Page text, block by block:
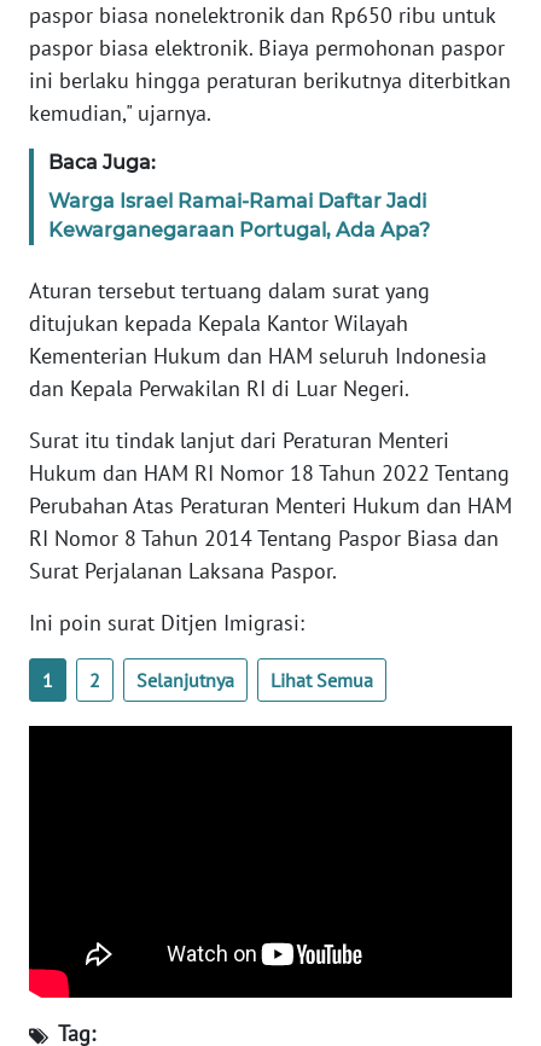
paspor biasa nonelektronik dan Rp650 ribu untuk
paspor biasa elektronik. Biaya permohonan paspor
ini berlaku hingga peraturan berikutnya diterbitkan
kemudian," ujarnya.
Baca Juga:
Warga Israel Ramai-Ramai Daftar Jadi
Kewarganegaraan Portugal, Ada Apa?
Aturan tersebut tertuang dalam surat yang
ditujukan kepada Kepala Kantor Wilayah
Kementerian Hukum dan HAM seluruh Indonesia
dan Kepala Perwakilan RI di Luar Negeri.
Surat itu tindak lanjut dari Peraturan Menteri
Hukum dan HAM RI Nomor 18 Tahun 2022 Tentang
Perubahan Atas Peraturan Menteri Hukum dan HAM
RI Nomor 8 Tahun 2014 Tentang Paspor Biasa dan
Surat Perjalanan Laksana Paspor.
Ini poin surat Ditjen Imigrasi:
1 2 Selanjutnya Lihat Semua
Tag:
BANTEN
WN
NTT
KEPRI
PAPUA
WN
PAPUA
WN
RIAU
WN
WN
JAMBI
SULTENG
SULBAR